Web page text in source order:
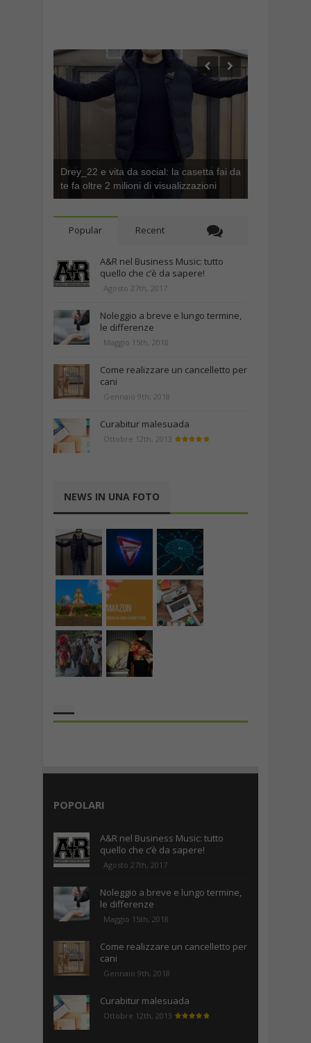
Drey_22 e vita da social: la casetta fai da
te fa oltre 2 milioni di visualizzazioni
Popular Recent
A&R nel Business Music: tutto
quello che c’è da sapere!
Agosto 27th, 2017
Noleggio a breve e lungo termine,
le differenze
Maggio 15th, 2018
Come realizzare un cancelletto per
cani
Gennaio 9th, 2018
Curabitur malesuada
Ottobre 12th, 2013
NEWS IN UNA FOTO
POPOLARI
A&R nel Business Music: tutto
quello che c’è da sapere!
Agosto 27th, 2017
Noleggio a breve e lungo termine,
le differenze
Maggio 15th, 2018
Come realizzare un cancelletto per
cani
Gennaio 9th, 2018
Curabitur malesuada
Ottobre 12th, 2013